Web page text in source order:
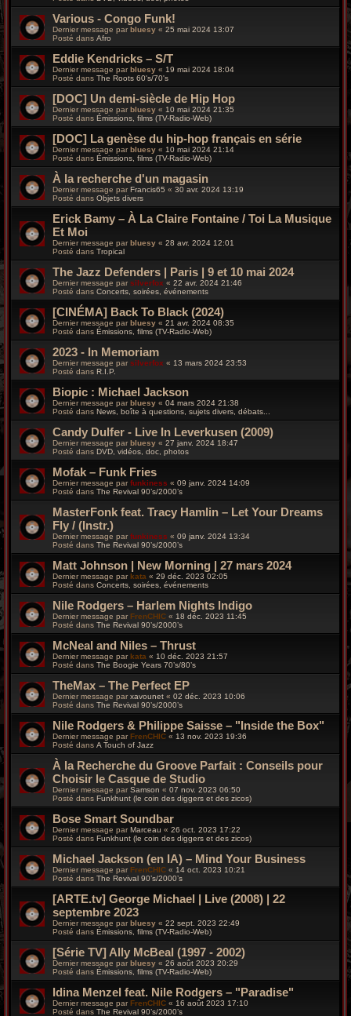
Various - Congo Funk!
Dernier message par bluesy « 25 mai 2024 13:07
Posté dans Afro
Eddie Kendricks – S/T
Dernier message parbluesy « 19 mai 2024 18:04
Posté dans The Roots 60's/70's
[DOC] Un demi-siècle de Hip Hop
Dernier message par bluesy « 10 mai 2024 21:35
Posté dans Émissions, films (TV-Radio-Web)
[DOC] La genèse du hip-hop français en série
Dernier message parbluesy « 10 mai 2024 21:14
Posté dans Émissions, films (TV-Radio-Web)
À la recherche d'un magasin
Dernier message par Francis65 « 30 avr. 2024 13:19
Posté dans Objets divers
Erick Bamy – À La Claire Fontaine / Toi La Musique
Et Moi
Dernier message par bluesy « 28 avr. 2024 12:01
Posté dans Tropical
The Jazz Defenders | Paris | 9 et 10 mai 2024
Dernier message par silverfox « 22 avr. 2024 21:46
Posté dans Concerts, soirées, événements
[CINÉMA] Back To Black (2024)
Dernier message parbluesy « 21 avr. 2024 08:35
Posté dans Émissions, films (TV-Radio-Web)
2023 - In Memoriam
Dernier message par silverfox « 13 mars 2024 23:53
Posté dans R.I.P.
Biopic : Michael Jackson
Dernier message parbluesy « 04 mars 2024 21:38
Posté dans News, boîte à questions, sujets divers, débats...
Candy Dulfer - Live In Leverkusen (2009)
Dernier message par bluesy « 27 janv. 2024 18:47
Posté dans DVD, vidéos, doc, photos
Mofak – Funk Fries
Dernier message parfunkiness « 09 janv. 2024 14:09
Posté dans The Revival 90’s/2000’s
MasterFonk feat. Tracy Hamlin – Let Your Dreams
Fly / (Instr.)
Dernier message par funkiness « 09 janv. 2024 13:34
Posté dans The Revival 90’s/2000’s
Matt Johnson | New Morning | 27 mars 2024
Dernier message parkata « 29 déc. 2023 02:05
Posté dans Concerts, soirées, événements
Nile Rodgers – Harlem Nights Indigo
Dernier message par FrenCHIC « 18 déc. 2023 11:45
Posté dans The Revival 90’s/2000’s
McNeal and Niles – Thrust
Dernier message parkata « 10 déc. 2023 21:57
Posté dans The Boogie Years 70’s/80’s
TheMax – The Perfect EP
Dernier message par xavounet « 02 déc. 2023 10:06
Posté dans The Revival 90’s/2000’s
Nile Rodgers & Philippe Saisse – "Inside the Box"
Dernier message parFrenCHIC « 13 nov. 2023 19:36
Posté dans A Touch of Jazz
À la Recherche du Groove Parfait : Conseils pour
Choisir le Casque de Studio
Dernier message par Samson « 07 nov. 2023 06:50
Posté dans Funkhunt (le coin des diggers et des zicos)
Bose Smart Soundbar
Dernier message parMarceau « 26 oct. 2023 17:22
Posté dans Funkhunt (le coin des diggers et des zicos)
Michael Jackson (en IA) – Mind Your Business
Dernier message par FrenCHIC « 14 oct. 2023 10:21
Posté dans The Revival 90’s/2000’s
[ARTE.tv] George Michael | Live (2008) | 22
septembre 2023
Dernier message par bluesy « 22 sept. 2023 22:49
Posté dans Émissions, films (TV-Radio-Web)
[Série TV] Ally McBeal (1997 - 2002)
Dernier message par bluesy « 26 août 2023 20:29
Posté dans Émissions, films (TV-Radio-Web)
Idina Menzel feat. Nile Rodgers – "Paradise"
Dernier message parFrenCHIC « 16 août 2023 17:10
Posté dans The Revival 90’s/2000’s